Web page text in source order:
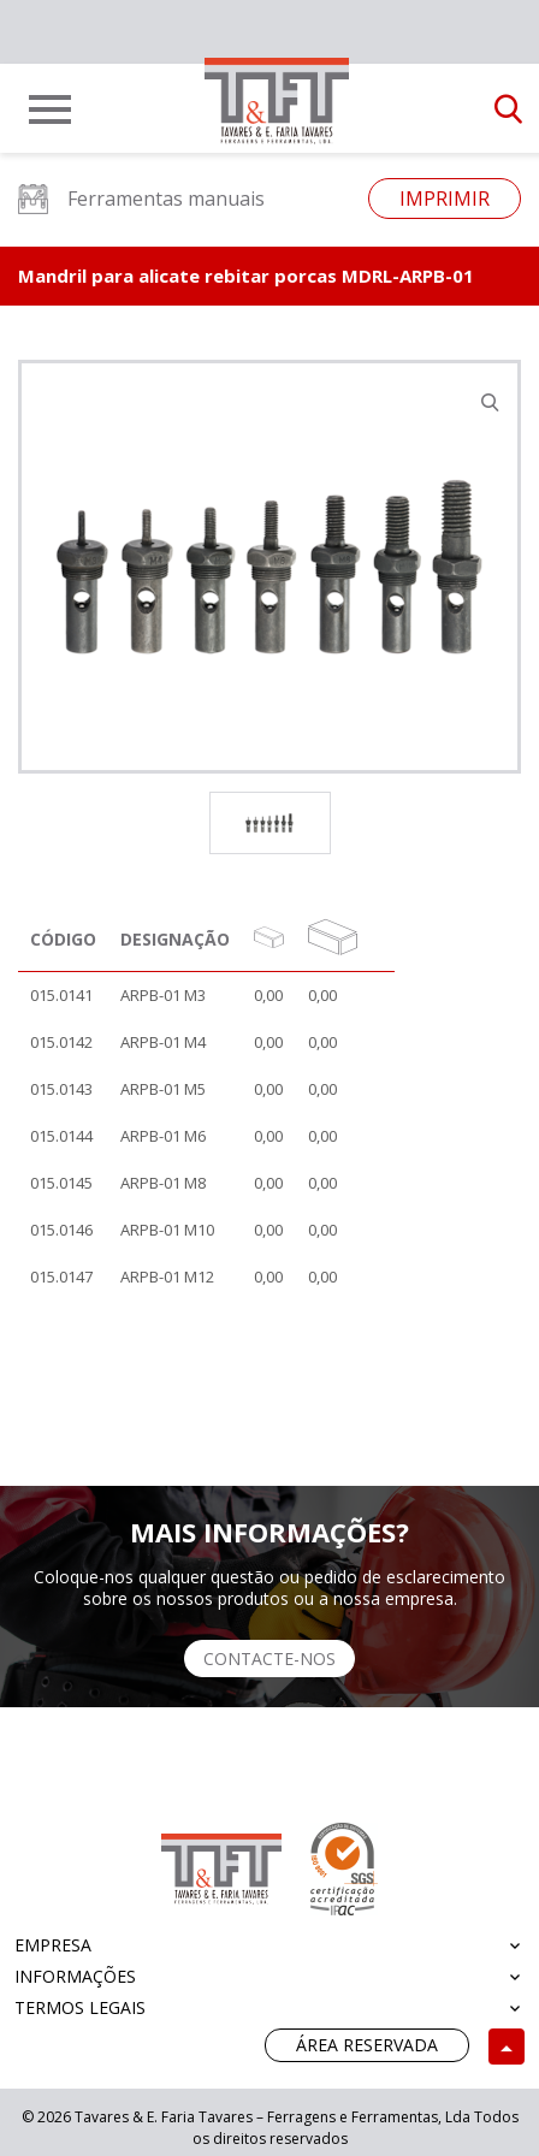
Ferramentas manuais IMPRIMIR
Mandril para alicate rebitar porcas MDRL-ARPB-01
CÓDIGO DESIGNAÇÃO
015.0141 ARPB-01 M3 0,00 0,00
015.0142 ARPB-01 M4 0,00 0,00
015.0143 ARPB-01 M5 0,00 0,00
015.0144 ARPB-01 M6 0,00 0,00
015.0145 ARPB-01 M8 0,00 0,00
015.0146 ARPB-01 M10 0,00 0,00
015.0147 ARPB-01 M12 0,00 0,00
MAIS INFORMAÇÕES?
Coloque-nos qualquer questão ou pedido de esclarecimento
sobre os nossos produtos ou a nossa empresa.
CONTACTE-NOS
EMPRESA
INFORMAÇÕES
TERMOS LEGAIS
ÁREA RESERVADA
© 2026 Tavares & E. Faria Tavares – Ferragens e Ferramentas, Lda Todos
os direitos reservados